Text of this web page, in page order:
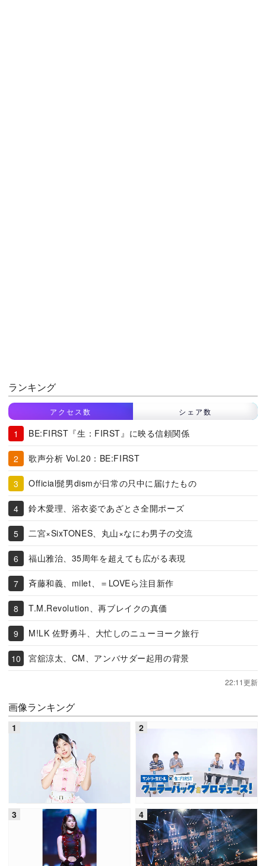
ランキング
アクセス数 シェア数
BE:FIRST『生：FIRST』に映る信頼関係
歌声分析 Vol.20：BE:FIRST
Official髭男dismが日常の只中に届けたもの
鈴木愛理、浴衣姿であざとさ全開ポーズ
二宮×SixTONES、丸山×なにわ男子の交流
福山雅治、35周年を超えても広がる表現
斉藤和義、milet、＝LOVEら注目新作
T.M.Revolution、再ブレイクの真価
M!LK 佐野勇斗、大忙しのニューヨーク旅行
宮舘涼太、CM、アンバサダー起用の背景
22:11更新
画像ランキング